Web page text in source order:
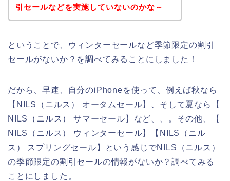
引セールなどを実施していないのかな～
ということで、ウィンターセールなど季節限定の割引
セールがないか？を調べてみることにしました！
だから、早速、自分のiPhoneを使って、例えば秋なら
【NILS（ニルス） オータムセール】、そして夏なら【
NILS（ニルス） サマーセール】など、、。その他、【
NILS（ニルス） ウィンターセール】【NILS（ニル
ス） スプリングセール】という感じでNILS（ニルス）
の季節限定の割引セールの情報がないか？調べてみる
ことにしました。